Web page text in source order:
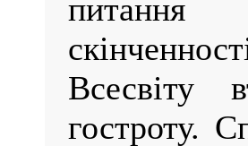
Всесвіту
гостроту.